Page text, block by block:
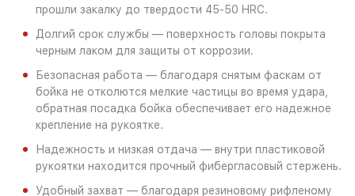
прошли закалку до твердости 45-50 HRC.
Долгий срок службы — поверхность головы покрыта
черным лаком для защиты от коррозии.
Безопасная работа — благодаря снятым фаскам от
бойка не отколются мелкие частицы во время удара,
обратная посадка бойка обеспечивает его надежное
крепление на рукоятке.
Надежность и низкая отдача — внутри пластиковой
рукоятки находится прочный фибергласовый стержень.
Удобный захват — благодаря резиновому рифленому